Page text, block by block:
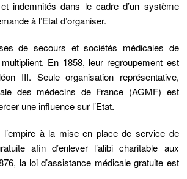
indemnités dans le cadre d’un système
à l’Etat d’organiser.
de secours et sociétés médicales de
En 1858, leur regroupement est
III. Seule organisation représentative,
des médecins de France (AGMF) est
une influence sur l’Etat.
l’empire à la mise en place de service de
afin d’enlever l’alibi charitable aux
la loi d’assistance médicale gratuite est